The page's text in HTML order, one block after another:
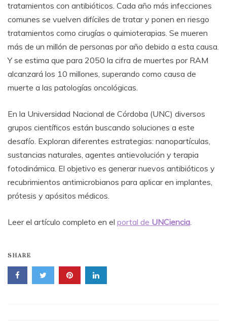
tratamientos con antibióticos. Cada año más infecciones
comunes se vuelven difíciles de tratar y ponen en riesgo
tratamientos como cirugías o quimioterapias. Se mueren
más de un millón de personas por año debido a esta causa.
Y se estima que para 2050 la cifra de muertes por RAM
alcanzará los 10 millones, superando como causa de
muerte a las patologías oncológicas.
En la Universidad Nacional de Córdoba (UNC) diversos
grupos científicos están buscando soluciones a este
desafío. Exploran diferentes estrategias: nanopartículas,
sustancias naturales, agentes antievolución y terapia
fotodinámica. El objetivo es generar nuevos antibióticos y
recubrimientos antimicrobianos para aplicar en implantes,
prótesis y apósitos médicos.
Leer el artículo completo en el portal de UNCiencia.
SHARE